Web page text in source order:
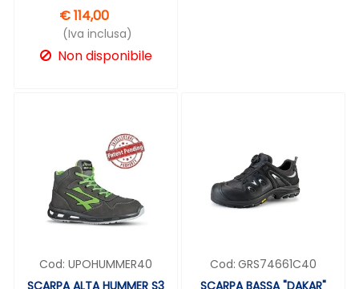
€ 114,00
(Iva inclusa)
Non disponibile
Cod: UPOHUMMER40
Cod: GRS74661C40